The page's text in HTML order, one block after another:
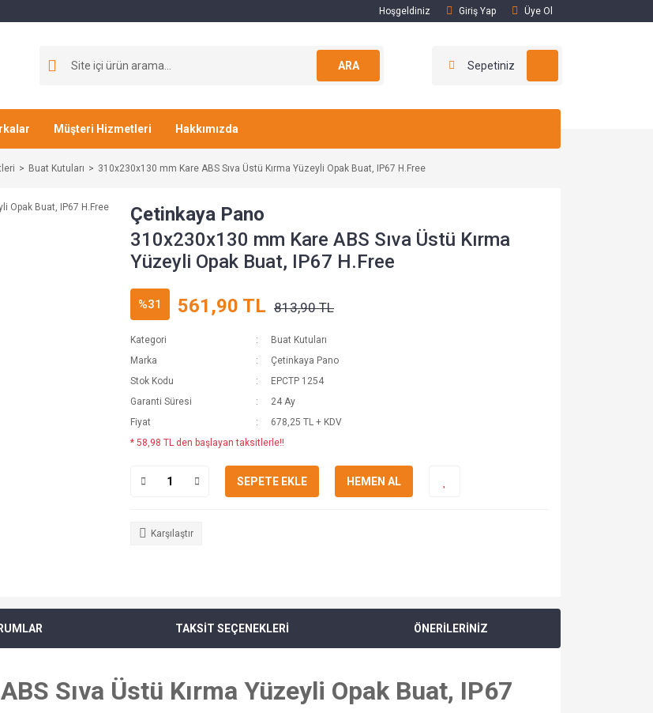
Hoşgeldiniz Giriş Yap Üye Ol
ARA Sepetiniz
Müşteri Hizmetleri Hakkımızda
Buat Kutuları 310x230x130 mm Kare ABS Sıva Üstü Kırma Yüzeyli Opak Buat, IP67 H.Free
Çetinkaya Pano
310x230x130 mm Kare ABS Sıva Üstü Kırma
Yüzeyli Opak Buat, IP67 H.Free
%31 561,90 TL 813,90 TL
Kategori
Buat Kutuları
Marka
Çetinkaya Pano
Stok Kodu
EPCTP 1254
Garanti Süresi
24 Ay
Fiyat
678,25 TL + KDV
* 58,98 TL den başlayan taksitlerle!!
SEPETE EKLE HEMEN AL
Karşılaştır
TAKSİT SEÇENEKLERİ ÖNERİLERİNİZ
Sıva Üstü Kırma Yüzeyli Opak Buat, IP67